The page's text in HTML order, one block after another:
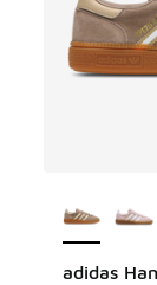
adidas